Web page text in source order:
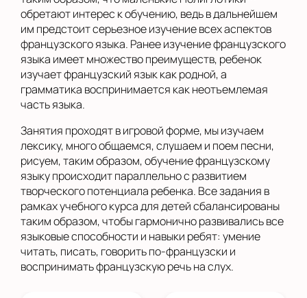
обретают интерес к обучению, ведь в дальнейшем
им предстоит серьезное изучение всех аспектов
французского языка. Ранее изучение французского
языка имеет множество преимуществ, ребенок
изучает французский язык как родной, а
грамматика воспринимается как неотъемлемая
часть языка.
Занятия проходят в игровой форме, мы изучаем
лексику, много общаемся, слушаем и поем песни,
рисуем, таким образом, обучение французскому
языку происходит параллельно с развитием
творческого потенциала ребенка. Все задания в
рамках учебного курса для детей сбалансированы
таким образом, чтобы гармонично развивались все
языковые способности и навыки ребят: умение
читать, писать, говорить по-французски и
воспринимать французскую речь на слух.